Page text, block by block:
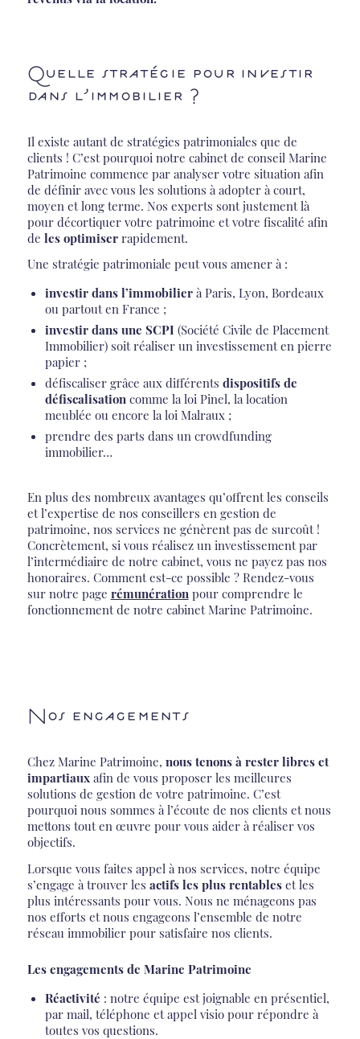
Quelle stratégie pour investir
dans l’immobilier ?
Il existe autant de stratégies patrimoniales que de
clients ! C’est pourquoi notre cabinet de conseil Marine
Patrimoine commence par analyser votre situation afin
de définir avec vous les solutions à adopter à court,
moyen et long terme. Nos experts sont justement là
pour décortiquer votre patrimoine et votre fiscalité afin
de les optimiser rapidement.
Une stratégie patrimoniale peut vous amener à :
investir dans l’immobilierà Paris, Lyon, Bordeaux
ou partout en France ;
investir dans une SCPI (Société Civile de Placement
Immobilier) soit réaliser un investissement en pierre
papier ;
défiscaliser grâce aux différents dispositifs de
défiscalisationcomme la loi Pinel, la location
meublée ou encore la loi Malraux ;
prendre des parts dans un crowdfunding
immobilier…
En plus des nombreux avantages qu’offrent les conseils
et l’expertise de nos conseillers en gestion de
patrimoine, nos services ne génèrent pas de surcoût !
Concrètement, si vous réalisez un investissement par
l’intermédiaire de notre cabinet, vous ne payez pas nos
honoraires. Comment est-ce possible ? Rendez-vous
sur notre page rémunération pour comprendre le
fonctionnement de notre cabinet Marine Patrimoine.
Nos engagements
Chez Marine Patrimoine, nous tenons à rester libres et
impartiaux afin de vous proposer les meilleures
solutions de gestion de votre patrimoine. C’est
pourquoi nous sommes à l’écoute de nos clients et nous
mettons tout en œuvre pour vous aider à réaliser vos
objectifs.
Lorsque vous faites appel à nos services, notre équipe
s’engage à trouver les actifs les plus rentableset les
plus intéressants pour vous. Nous ne ménageons pas
nos efforts et nous engageons l’ensemble de notre
réseau immobilier pour satisfaire nos clients.
Les engagements de Marine Patrimoine
Réactivité : notre équipe est joignable en présentiel,
par mail, téléphone et appel visio pour répondre à
toutes vos questions.